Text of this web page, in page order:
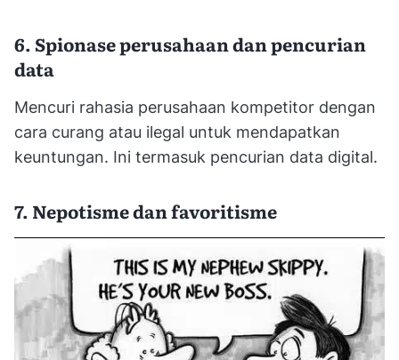
6. Spionase perusahaan dan pencurian
data
Mencuri rahasia perusahaan kompetitor dengan
cara curang atau ilegal untuk mendapatkan
keuntungan. Ini termasuk pencurian data digital.
7. Nepotisme dan favoritisme